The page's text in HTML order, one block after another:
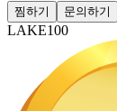
찜하기 문의하기
LAKE100